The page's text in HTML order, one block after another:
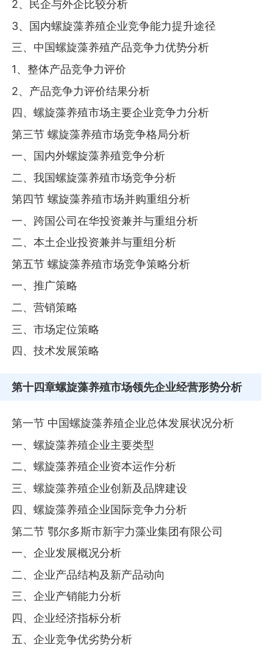
2、民企与外企比较分析
3、国内螺旋藻养殖企业竞争能力提升途径
三、中国螺旋藻养殖产品竞争力优势分析
1、整体产品竞争力评价
2、产品竞争力评价结果分析
四、螺旋藻养殖市场主要企业竞争力分析
第三节 螺旋藻养殖市场竞争格局分析
一、国内外螺旋藻养殖竞争分析
二、我国螺旋藻养殖市场竞争分析
第四节 螺旋藻养殖市场并购重组分析
一、跨国公司在华投资兼并与重组分析
二、本土企业投资兼并与重组分析
第五节 螺旋藻养殖市场竞争策略分析
一、推广策略
二、营销策略
三、市场定位策略
四、技术发展策略
第十四章螺旋藻养殖市场领先企业经营形势分析
第一节 中国螺旋藻养殖企业总体发展状况分析
一、螺旋藻养殖企业主要类型
二、螺旋藻养殖企业资本运作分析
三、螺旋藻养殖企业创新及品牌建设
四、螺旋藻养殖企业国际竞争力分析
第二节 鄂尔多斯市新宇力藻业集团有限公司
一、企业发展概况分析
二、企业产品结构及新产品动向
三、企业产销能力分析
四、企业经济指标分析
五、企业竞争优劣势分析